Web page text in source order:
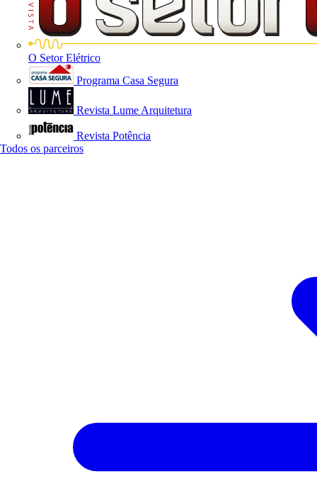
O Setor Elétrico
Programa Casa Segura
Revista Lume Arquitetura
Revista Potência
Todos os parceiros